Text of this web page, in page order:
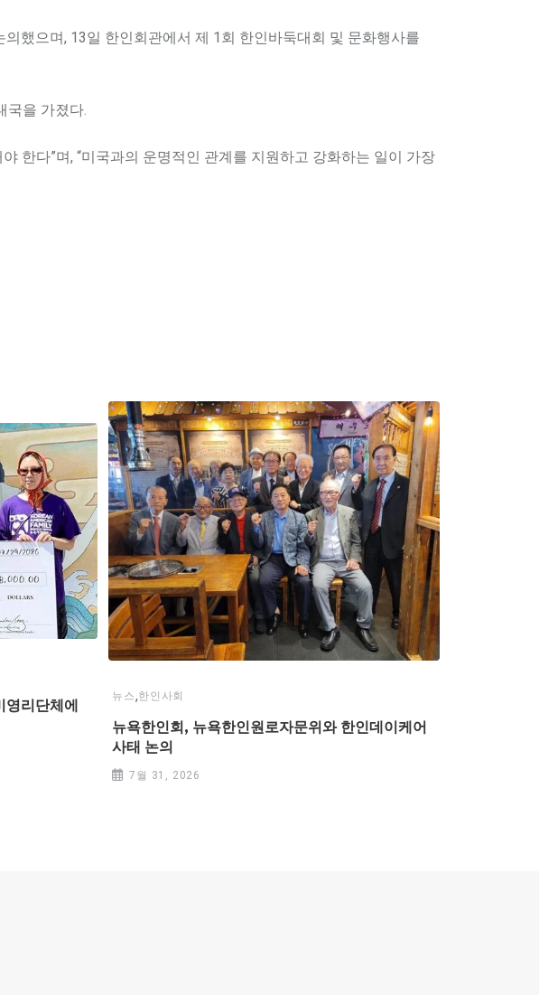
했으며, 13일 한인회관에서 제 1회 한인바둑대회 및 문화행사를
국을 가졌다.
한다”며, “미국과의 운명적인 관계를 지원하고 강화하는 일이 가장
리단체에
뉴스,한인사회
뉴욕한인회, 뉴욕한인원로자문위와 한인데이케어
사태 논의
7월 31, 2026